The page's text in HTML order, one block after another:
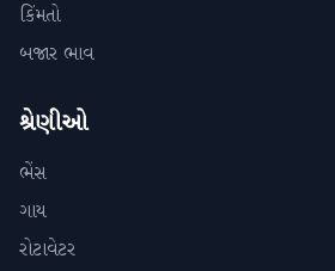
કિંમતો
બજાર ભાવ
શ્રેણીઓ
ભેંસ
ગાય
રોટાવેટર